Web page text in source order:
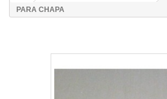
PARA CHAPA